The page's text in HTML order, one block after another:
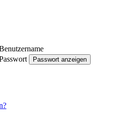
Passwort anzeigen